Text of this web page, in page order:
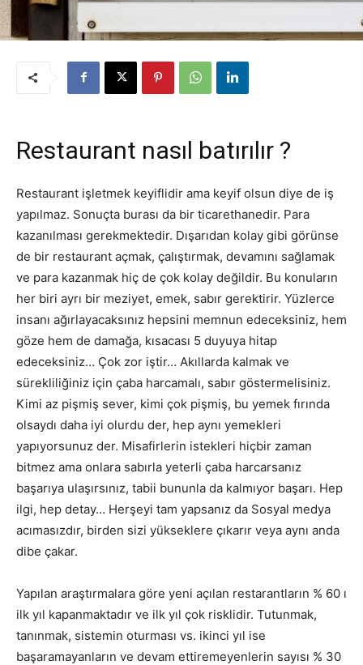
Restaurant nasıl batırılır ?
Restaurant işletmek keyiflidir ama keyif olsun diye de iş
yapılmaz. Sonuçta burası da bir ticarethanedir. Para
kazanılması gerekmektedir. Dışarıdan kolay gibi görünse
de bir restaurant açmak, çalıştırmak, devamını sağlamak
ve para kazanmak hiç de çok kolay değildir. Bu konuların
her biri ayrı bir meziyet, emek, sabır gerektirir. Yüzlerce
insanı ağırlayacaksınız hepsini memnun edeceksiniz, hem
göze hem de damağa, kısacası 5 duyuya hitap
edeceksiniz… Çok zor iştir… Akıllarda kalmak ve
sürekliliğiniz için çaba harcamalı, sabır göstermelisiniz.
Kimi az pişmiş sever, kimi çok pişmiş, bu yemek fırında
olsaydı daha iyi olurdu der, hep aynı yemekleri
yapıyorsunuz der. Misafirlerin istekleri hiçbir zaman
bitmez ama onlara sabırla yeterli çaba harcarsanız
başarıya ulaşırsınız, tabii bununla da kalmıyor başarı. Hep
ilgi, hep detay… Herşeyi tam yapsanız da Sosyal medya
acımasızdır, birden sizi yükseklere çıkarır veya aynı anda
dibe çakar.
Yapılan araştırmalara göre yeni açılan restarantların % 60 ı
ilk yıl kapanmaktadır ve ilk yıl çok risklidir. Tutunmak,
tanınmak, sistemin oturması vs. ikinci yıl ise
başaramayanların ve devam ettiremeyenlerin sayısı % 30